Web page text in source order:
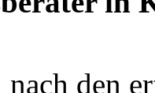
nach den